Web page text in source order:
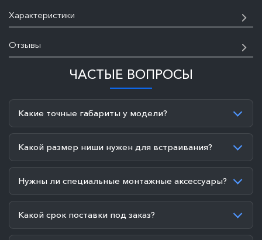
Характеристики
Отзывы
ЧАСТЫЕ ВОПРОСЫ
Какие точные габариты у модели?
Какой размер ниши нужен для встраивания?
Нужны ли специальные монтажные аксессуары?
Какой срок поставки под заказ?